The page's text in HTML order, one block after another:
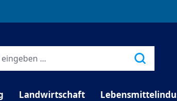
Landwirtschaft